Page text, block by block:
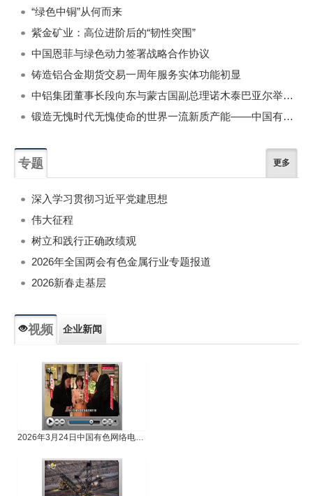
“绿色中铜”从何而来
紫金矿业：高位进阶后的“韧性突围”
中国恩菲与绿色动力签署战略合作协议
铸造铝合金期货交易一周年服务实体功能初显
中铝集团董事长段向东与蒙古国副总理诺木泰巴亚尔举行会谈
锻造无愧时代无愧使命的世界一流新质产能——中国有色金属工业的战略应对与破局之道（二）
专题 更多
深入学习贯彻习近平党建思想
伟大征程
树立和践行正确政绩观
2026年全国两会有色金属行业专题报道
2026新春走基层
视频 企业新闻
2026年3月24日中国有色网络电视新闻